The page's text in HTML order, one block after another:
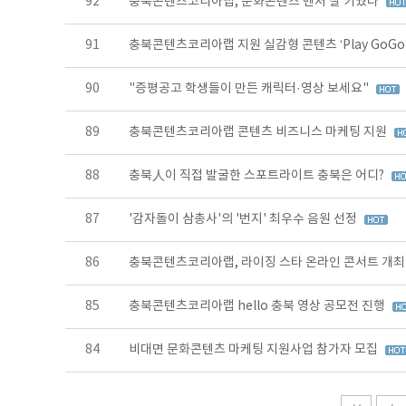
91 충북콘텐츠코리아랩 지원 실감형 콘텐츠 ‘Play
90 "증평공고 학생들이 만든 캐릭터·영상 보세요"
89 충북콘텐츠코리아랩 콘텐츠 비즈니스 마케팅 지원
88 충북人이 직접 발굴한 스포트라이트 충북은 어디?
87 '감자돌이 삼총사'의 '번지' 최우수 음원 선정
86 충북콘텐츠코리아랩, 라이징 스타 온라인 콘서트 개
85 충북콘텐츠코리아랩 hello 충북 영상 공모전 진행
84 비대면 문화콘텐츠 마케팅 지원사업 참가자 모집